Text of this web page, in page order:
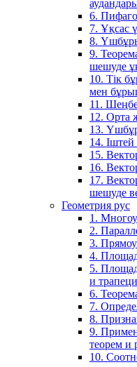
6.
7. Ұқсас
8.
9.
шешуде
10. Тік
мен
11.
12. Орта
13.
14.
15.
16.
17.
шешуде
Геометрия рус
1.
2.
3.
4.
5.
и
6.
7.
8.
9.
теорем и
10.